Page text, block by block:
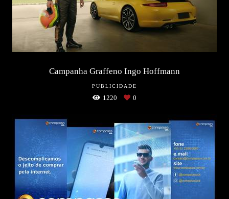
Campanha Graffeno Ingo Hoffmann
PUBLICIDADE
1220 0